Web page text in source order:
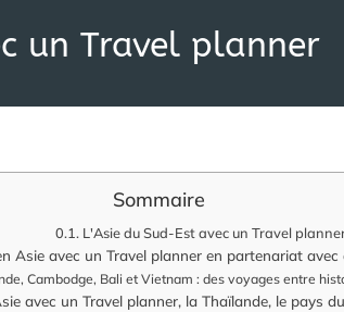
un Travel planner
Sommaire
L'Asie du Sud-Est avec un Travel
Asie avec un Travel planner en partenariat
Cambodge, Bali et Vietnam : des voyages entre
avec un Travel planner, la Thaïlande, le pays